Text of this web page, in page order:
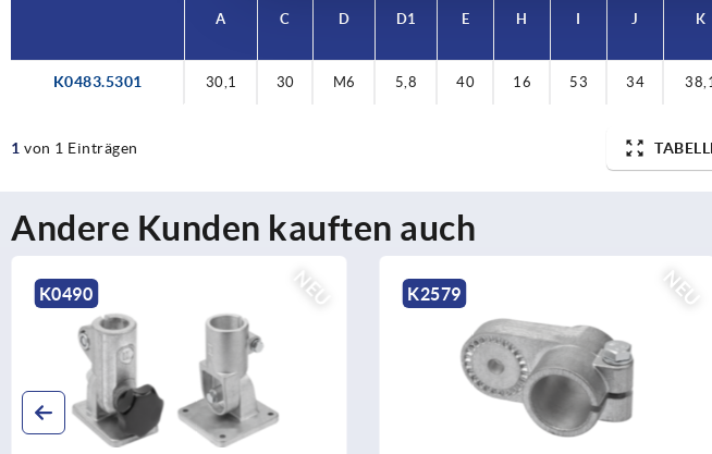
A
C D D1 E H I J K
K0483.5301 30,1 30 M6 5,8 40 16 53 34 38,1
1 von 1 Einträgen
Andere Kunden kauften auch
NEU
K2579 NEU
K0486